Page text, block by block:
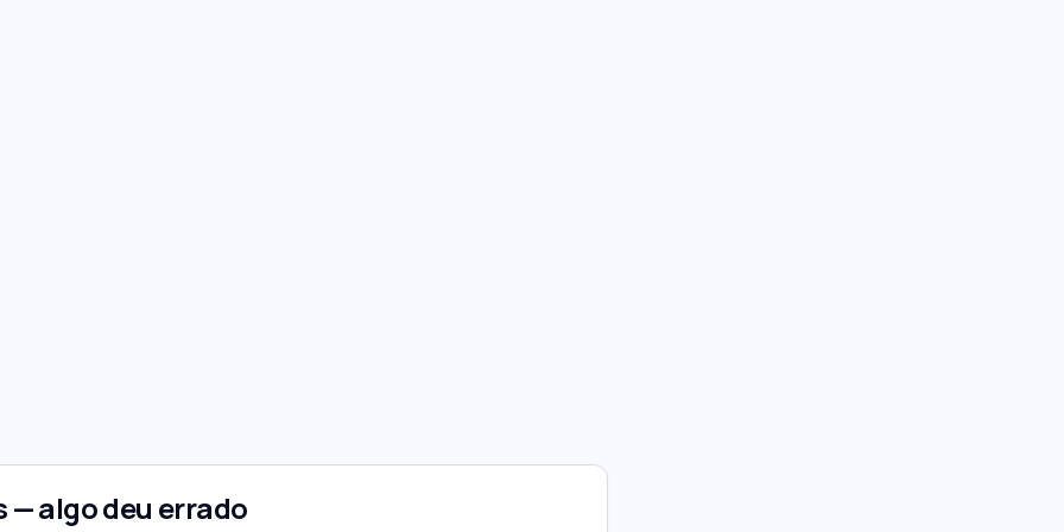
— algo deu errado